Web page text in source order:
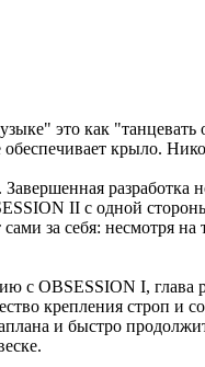
это как "танцевать
крыло.
II с одной
за себя: несмотря
с OBSESSION I,
крепления строп и
и быстро